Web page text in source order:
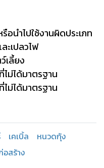
นำไปใช้งานผิดประเภท
ะเปลวไฟ
เลี้ยง
ม่ได้มาตรฐาน
ม่ได้มาตรฐาน
เคเบิ้ล
หนวดกุ้ง
สร้าง